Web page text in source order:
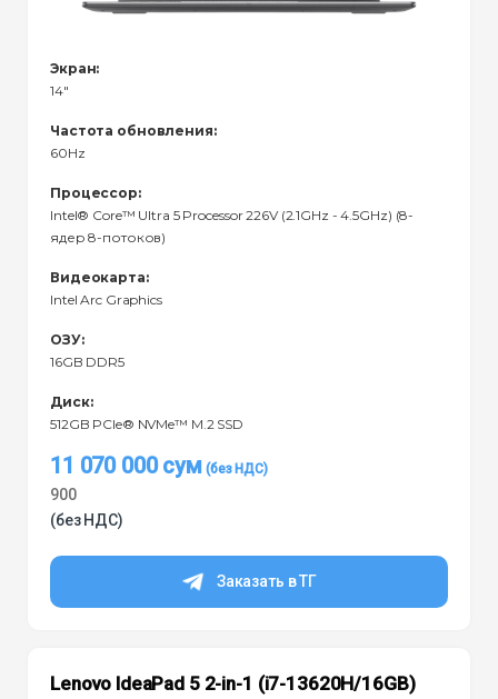
Экран:
14"
Частота обновления:
60Hz
Процессор:
Intel® Core™ Ultra 5 Processor 226V (2.1GHz - 4.5GHz) (8-
ядер 8-потоков)
Видеокарта:
Intel Arc Graphics
ОЗУ:
16GB DDR5
Диск:
512GB PCIe® NVMe™ M.2 SSD
11 070 000сум
900
(без НДС)
Заказать в ТГ
Lenovo IdeaPad 5 2-in-1 (i7-13620H/16GB)